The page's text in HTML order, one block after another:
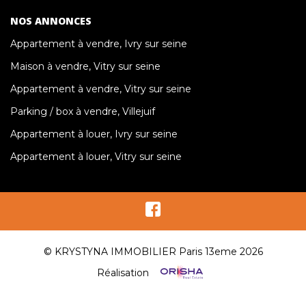
NOS ANNONCES
Appartement à vendre, Ivry sur seine
Maison à vendre, Vitry sur seine
Appartement à vendre, Vitry sur seine
Parking / box à vendre, Villejuif
Appartement à louer, Ivry sur seine
Appartement à louer, Vitry sur seine
© KRYSTYNA IMMOBILIER Paris 13eme 2026
Réalisation